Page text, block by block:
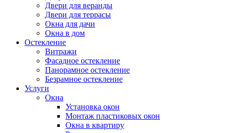
Двери для веранды
Двери для террасы
Окна для дачи
Окна в дом
Остекление
Витражи
Фасадное остекление
Панорамное остекление
Безрамное остекление
Услуги
Окна
Установка окон
Монтаж пластиковых окон
Окна в квартиру